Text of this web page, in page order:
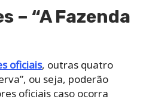
– “A Fazenda
oficiais, outras quatro
ou seja, poderão
oficiais caso ocorra